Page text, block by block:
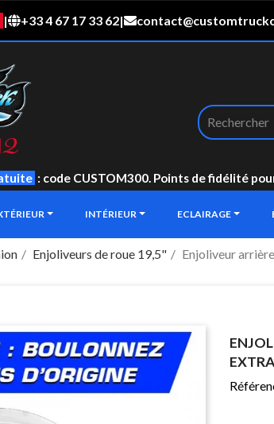
| +33 4 67 17 33 62|
: code CUSTOM300. Points de fidélité
INTÉRIEUR ECLAIRAGE
Enjoliveurs de roue 19,5" Enjoliveur